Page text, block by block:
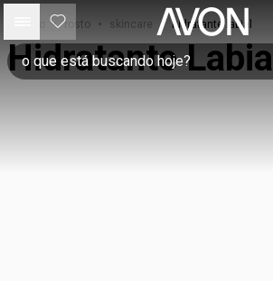
• rosto • skincare • hidratante labial
Hidratante Labial